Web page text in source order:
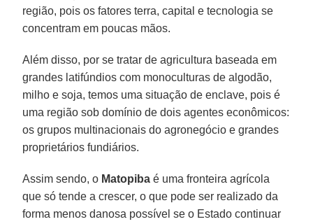
região, pois os fatores terra, capital e tecnologia se
concentram em poucas mãos.
Além disso, por se tratar de agricultura baseada em
grandes latifúndios com monoculturas de algodão,
milho e soja, temos uma situação de enclave, pois é
uma região sob domínio de dois agentes econômicos:
os grupos multinacionais do agronegócio e grandes
proprietários fundiários.
Assim sendo, o Matopiba é uma fronteira agrícola
que só tende a crescer, o que pode ser realizado da
forma menos danosa possível se o Estado continuar